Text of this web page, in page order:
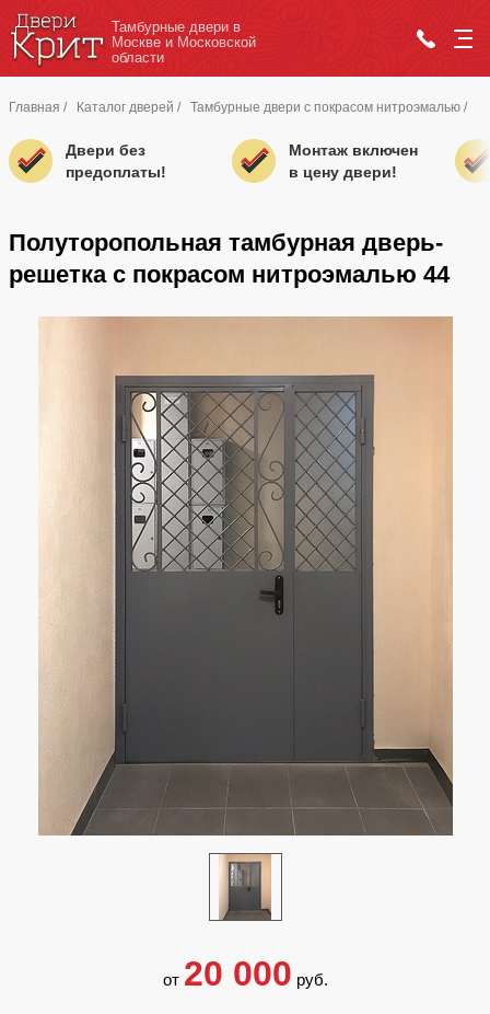
Тамбурные двери в
Москве и Московской
области
Главная / Каталог дверей / Тамбурные двери с покрасом нитроэмалью /
Двери без
предоплаты!
Монтаж включен
в цену двери!
Полуторопольная тамбурная дверь-
решетка с покрасом нитроэмалью 44
от 20 000 руб.